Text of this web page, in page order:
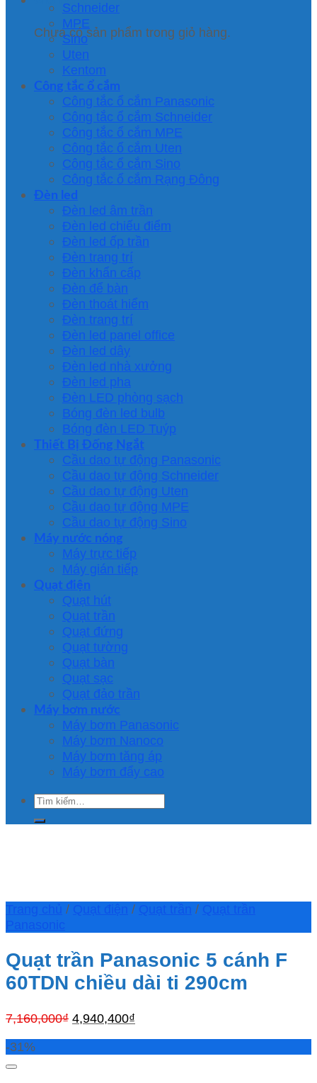
Chưa có sản phẩm trong giỏ hàng.
Schneider
MPE
Sino
Uten
Kentom
Công tắc ổ cắm
Công tắc ổ cắm Panasonic
Công tắc ổ cắm Schneider
Công tắc ổ cắm MPE
Công tắc ổ cắm Uten
Công tắc ổ cắm Sino
Công tắc ổ cắm Rạng Đông
Đèn led
Đèn led âm trần
Đèn led chiếu điểm
Đèn led ốp trần
Đèn trang trí
Đèn khẩn cấp
Đèn để bàn
Đèn thoát hiểm
Đèn trang trí
Đèn led panel office
Đèn led dây
Đèn led nhà xưởng
Đèn led pha
Đèn LED phòng sạch
Bóng đèn led bulb
Bóng đèn LED Tuýp
Thiết Bị Đống Ngắt
Cầu dao tự động Panasonic
Cầu dao tự động Schneider
Cầu dao tự động Uten
Cầu dao tự động MPE
Cầu dao tự động Sino
Máy nước nóng
Máy trực tiếp
Máy gián tiếp
Quạt điện
Quạt hút
Quạt trần
Quạt đứng
Quạt tường
Quạt bàn
Quạt sạc
Quạt đảo trần
Máy bơm nước
Máy bơm Panasonic
Máy bơm Nanoco
Máy bơm tăng áp
Máy bơm đẩy cao
Tìm
kiếm:
Trang chủ / Quạt điện / Quạt trần / Quạt trần
Panasonic
Quạt trần Panasonic 5 cánh F
60TDN chiều dài ti 290cm
7,160,000₫ Giá
4,940,400₫
-31%